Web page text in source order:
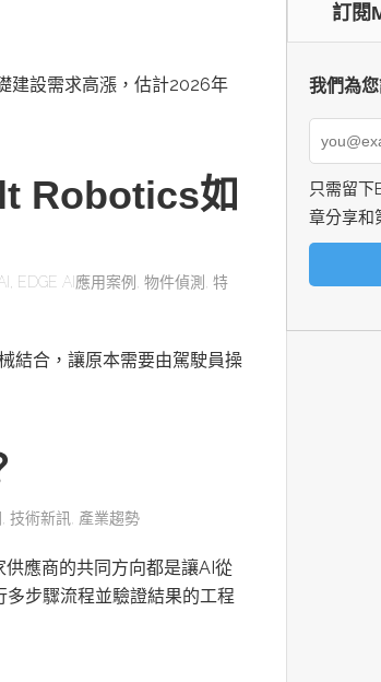
建設需求高漲，估計2026年
Robotics如
EDGE AI應用案例 物件偵測
特
結合，讓原本需要由駕駛員操
技術新訊 產業趨勢
應商的共同方向都是讓AI從
步驟流程並驗證結果的工程
訂閱
我們為
只需留下
章分享和